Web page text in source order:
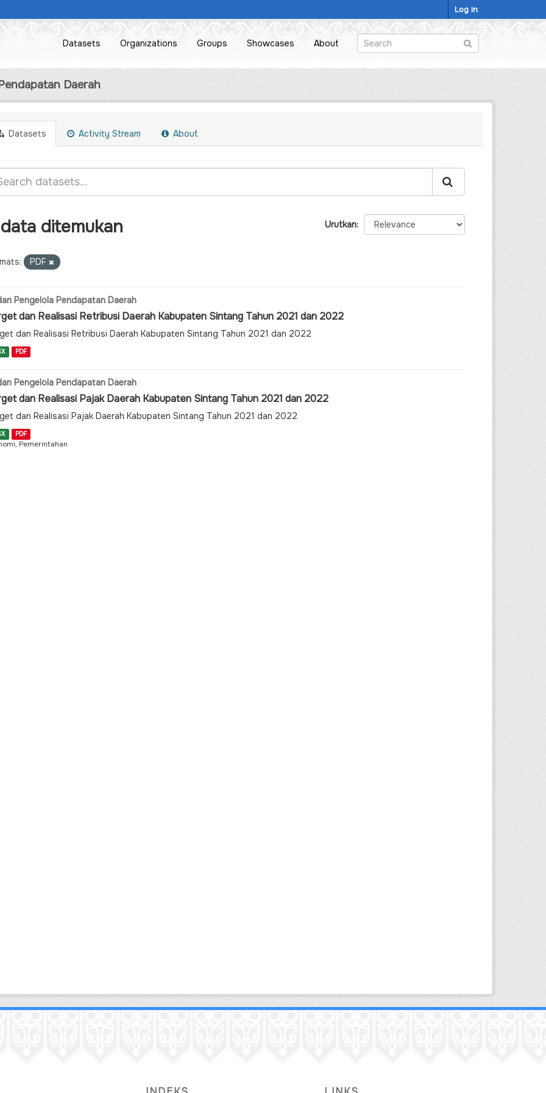
Log in
Datasets Organizations Groups Showcases About
Daerah
Datasets Activity Stream About
Urutkan
ditemukan
PDF
Pengelola Pendapatan Daerah
dan Realisasi Retribusi Daerah Kabupaten Sintang Tahun 2021 dan 2022
dan Realisasi Retribusi Daerah Kabupaten Sintang Tahun 2021 dan 2022
PDF
Pengelola Pendapatan Daerah
dan Realisasi Pajak Daerah Kabupaten Sintang Tahun 2021 dan 2022
dan Realisasi Pajak Daerah Kabupaten Sintang Tahun 2021 dan 2022
PDF
Pemerintahan